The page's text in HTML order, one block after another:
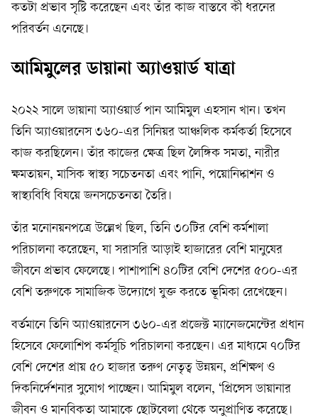
কতটা প্রভাব সৃষ্টি করেছেন এবং তাঁর কাজ বাস্তবে কী ধরনের
পরিবর্তন এনেছে।
আমিমুলের ডায়ানা অ্যাওয়ার্ড যাত্রা
২০২২ সালে ডায়ানা অ্যাওয়ার্ড পান আমিমুল এহসান খান। তখন
তিনি অ্যাওয়ারনেস ৩৬০-এর সিনিয়র আঞ্চলিক কর্মকর্তা হিসেবে
কাজ করছিলেন। তাঁর কাজের ক্ষেত্র ছিল লৈঙ্গিক সমতা, নারীর
ক্ষমতায়ন, মাসিক স্বাস্থ্য সচেতনতা এবং পানি, পয়োনিষ্কাশন ও
স্বাস্থ্যবিধি বিষয়ে জনসচেতনতা তৈরি।
তাঁর মনোনয়নপত্রে উল্লেখ ছিল, তিনি ৩০টির বেশি কর্মশালা
পরিচালনা করেছেন, যা সরাসরি আড়াই হাজারের বেশি মানুষের
জীবনে প্রভাব ফেলেছে। পাশাপাশি ৪০টির বেশি দেশের ৫০০-এর
বেশি তরুণকে সামাজিক উদ্যোগে যুক্ত করতে ভূমিকা রেখেছেন।
বর্তমানে তিনি অ্যাওয়ারনেস ৩৬০-এর প্রজেক্ট ম্যানেজমেন্টের প্রধান
হিসেবে ফেলোশিপ কর্মসূচি পরিচালনা করছেন। এর মাধ্যমে ৭০টির
বেশি দেশের প্রায় ৫০ হাজার তরুণ নেতৃত্ব উন্নয়ন, প্রশিক্ষণ ও
দিকনির্দেশনার সুযোগ পাচ্ছেন। আমিমুল বলেন, ‘প্রিন্সেস ডায়ানার
জীবন ও মানবিকতা আমাকে ছোটবেলা থেকে অনুপ্রাণিত করেছে।